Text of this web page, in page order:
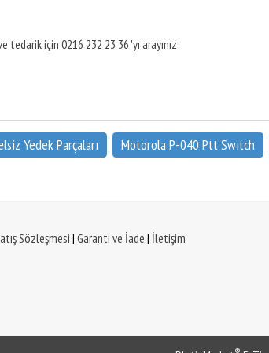
tedarik için 0216 232 23 36 'yı arayınız
Yedek Parçaları Motorola P-040 Ptt Swıtch
Sözleşmesi| Garanti ve İade | İletişim